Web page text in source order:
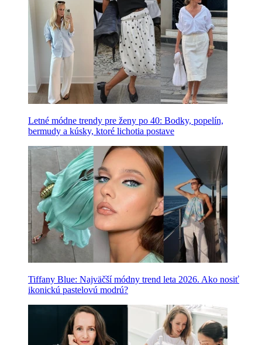
Letné módne trendy pre ženy po 40: Bodky, popelín,
bermudy a kúsky, ktoré lichotia postave
Tiffany Blue: Najväčší módny trend leta 2026. Ako nosiť
ikonickú pastelovú modrú?